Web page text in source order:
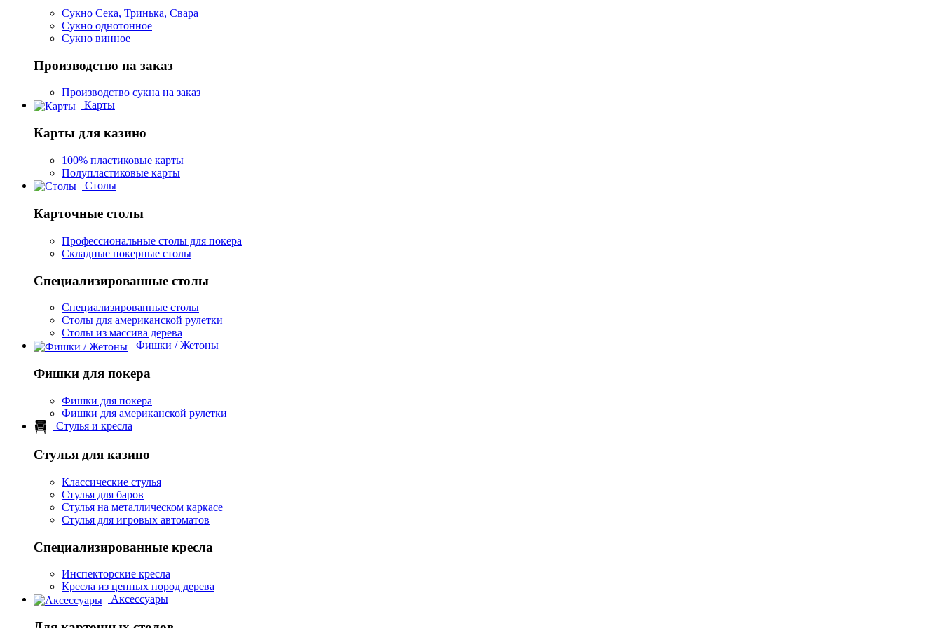
Сукно Сека, Тринька, Свара
Сукно однотонное
Сукно винное
Производство на заказ
Производство сукна на заказ
Карты
Карты для казино
100% пластиковые карты
Полупластиковые карты
Столы
Карточные столы
Профессиональные столы для покера
Складные покерные столы
Специализированные столы
Специализированные столы
Столы для американской рулетки
Столы из массива дерева
Фишки / Жетоны
Фишки для покера
Фишки для покера
Фишки для американской рулетки
Стулья и кресла
Стулья для казино
Классические стулья
Стулья для баров
Стулья на металлическом каркасе
Стулья для игровых автоматов
Специализированные кресла
Инспекторские кресла
Кресла из ценных пород дерева
Аксессуары